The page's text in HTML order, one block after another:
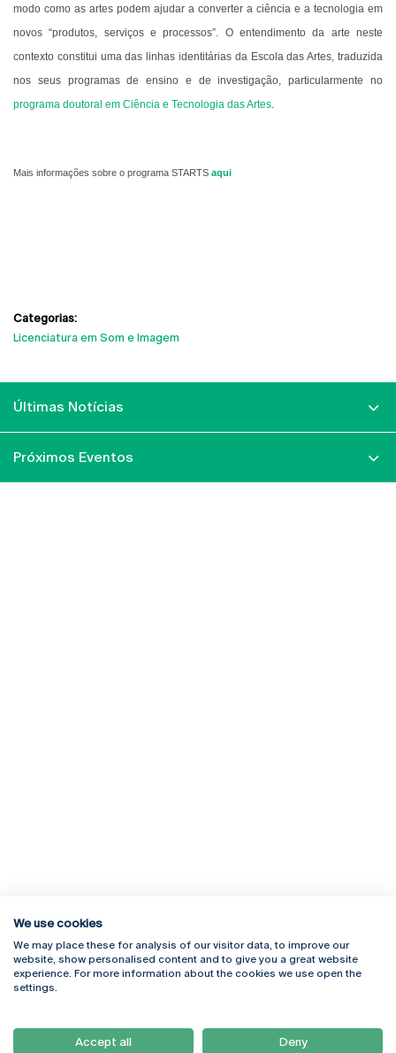
modo como as artes podem ajudar a converter a ciência e a tecnologia em
novos “produtos, serviços e processos”. O entendimento da arte neste
contexto constitui uma das linhas identitárias da Escola das Artes, traduzida
nos seus programas de ensino e de investigação, particularmente no
programa doutoral em Ciência e Tecnologia das Artes
Mais informações sobre o programa STARTS aqui
Categorias:
Licenciatura em Som e Imagem
Últimas Notícias
Próximos Eventos
Rua Diogo Botelho 1327
4169-005 Porto
+351 226 196 240
Campus Online
Webmail
Como Chegar
We use cookies
We may place these for analysis of our visitor data, to improve our
website, show personalised content and to give you a great website
experience. For more information about the cookies we use open the
settings.
Accept all Deny